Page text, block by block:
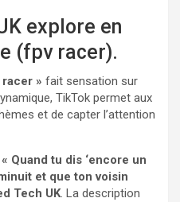
explore en
(fpv racer).
» fait sensation sur
TikTok permet aux
et de capter l’attention
« Quand tu dis ‘encore un
et que ton voisin
Tech UK. La description